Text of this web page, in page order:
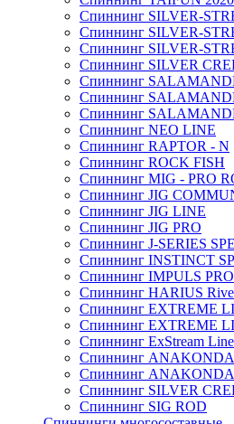
Спиннинг SILVER-
Спиннинг SILVER-
Спиннинг SILVER-
Спиннинг SILVER
Спиннинг
Спиннинг
Спиннинг
Спиннинг NEO LINE
Спиннинг RAPTOR - N
Спиннинг ROCK FISH
Спиннинг MIG - PRO
Спиннинг JIG
Спиннинг JIG LINE
Спиннинг JIG PRO
Спиннинг J-SERIES
Спиннинг INSTINCT
Спиннинг IMPULS PRO
Спиннинг HARIUS
Спиннинг EXTREME
Спиннинг EXTREME
Спиннинг ExStream Line
Спиннинг ANAKONDA
Спиннинг
Спиннинг SILVER
Спиннинг SIG ROD